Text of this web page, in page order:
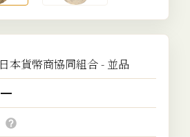
日本貨幣商協同組合 - 並品
━